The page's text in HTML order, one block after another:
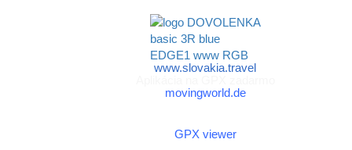
www.slovakia.travel
movingworld.de
GPX viewer